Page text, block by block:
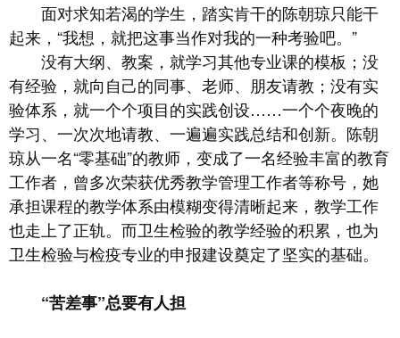
面对求知若渴的学生，踏实肯干的陈朝琼只能干
起来，“我想，就把这事当作对我的一种考验吧。”
没有大纲、教案，就学习其他专业课的模板；没
有经验，就向自己的同事、老师、朋友请教；没有实
验体系，就一个个项目的实践创设……一个个夜晚的
学习、一次次地请教、一遍遍实践总结和创新。陈朝
琼从一名“零基础”的教师，变成了一名经验丰富的教育
工作者，曾多次荣获优秀教学管理工作者等称号，她
承担课程的教学体系由模糊变得清晰起来，教学工作
也走上了正轨。而卫生检验的教学经验的积累，也为
卫生检验与检疫专业的申报建设奠定了坚实的基础。
“苦差事”总要有人担